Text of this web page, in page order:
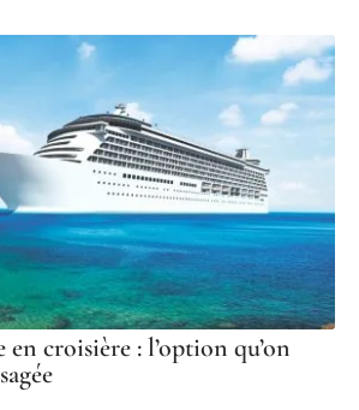
croisière : l’option qu’on